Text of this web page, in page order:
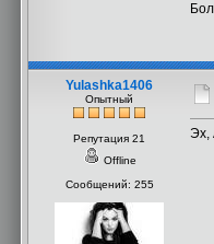
Yulashka1406
Опытный
Репутация 21
Offline
Сообщений: 255
Эх,